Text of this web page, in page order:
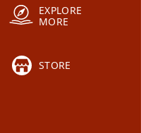
EXPLORE
MORE
STORE